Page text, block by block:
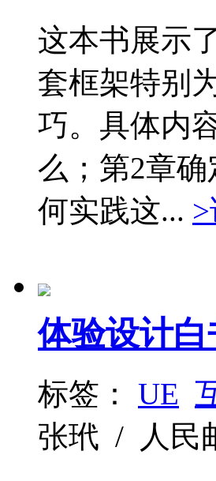
这本书展示
套框架特别
巧。具体内
么；第2章
何实践这...
体验设计白
标签： UE
张玳 / 人民